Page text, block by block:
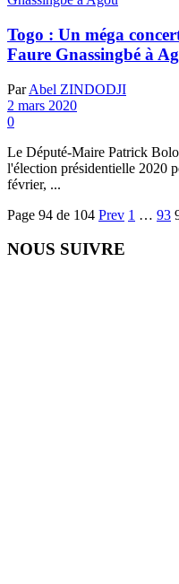
Togo : Un méga
Faure Gnassingbé à
Par Abel ZINDODJI
2 mars 2020
0
Le Député-Maire Patrick
l'élection présidentielle 2020
février, ...
Page 94 de 104 Prev 1 … 93
NOUS SUIVRE